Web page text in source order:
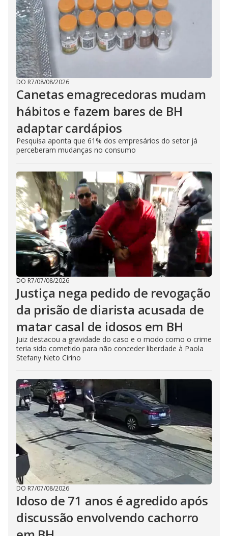
DO R7/08/08/2026
Canetas emagrecedoras mudam
hábitos e fazem bares de BH
adaptar cardápios
Pesquisa aponta que 61% dos empresários do setor já
perceberam mudanças no consumo
DO R7/07/08/2026
Justiça nega pedido de revogação
da prisão de diarista acusada de
matar casal de idosos em BH
Juiz destacou a gravidade do caso e o modo como o crime
teria sido cometido para não conceder liberdade à Paola
Stefany Neto Cirino
DO R7/07/08/2026
Idoso de 71 anos é agredido após
discussão envolvendo cachorro